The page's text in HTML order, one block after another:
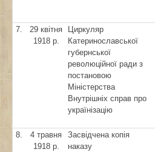
7.
29 квітня
1918 р.
Циркуляр
Катеринославської
губернської
революційної ради з
постановою
Міністерства
Внутрішніх справ про
українізацію
8.
4 травня
1918 р.
Засвідчена копія
наказу